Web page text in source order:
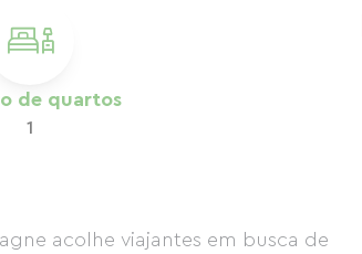
de quartos
1
acolhe viajantes em busca de